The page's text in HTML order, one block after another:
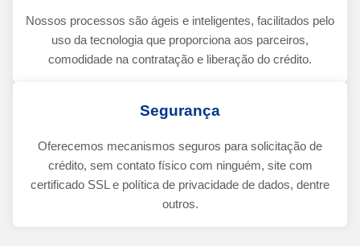
Nossos processos são ágeis e inteligentes, facilitados pelo
uso da tecnologia que proporciona aos parceiros,
comodidade na contratação e liberação do crédito.
Segurança
Oferecemos mecanismos seguros para solicitação de
crédito, sem contato físico com ninguém, site com
certificado SSL e política de privacidade de dados, dentre
outros.